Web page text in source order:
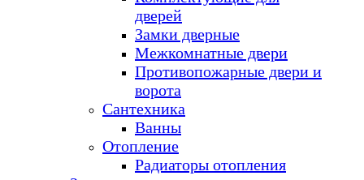
дверей
Замки дверные
Межкомнатные двери
Противопожарные двери и
ворота
Сантехника
Ванны
Отопление
Радиаторы отопления